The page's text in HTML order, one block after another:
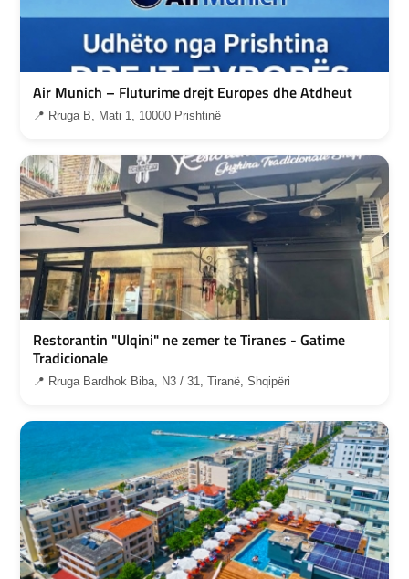
Air Munich – Fluturime drejt Europes dhe Atdheut
📍 Rruga B, Mati 1, 10000 Prishtinë
Restorantin "Ulqini" ne zemer te Tiranes - Gatime
Tradicionale
📍 Rruga Bardhok Biba, N3 / 31, Tiranë, Shqipëri